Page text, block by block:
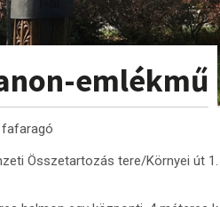
emlékmű
Összetartozás tere/Környei út 1.